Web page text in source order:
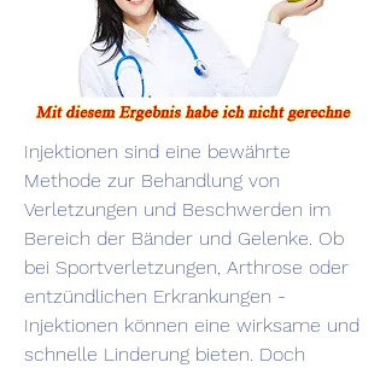
Injektionen sind eine bewährte
Methode zur Behandlung von
Verletzungen und Beschwerden im
Bereich der Bänder und Gelenke. Ob
bei Sportverletzungen, Arthrose oder
entzündlichen Erkrankungen -
Injektionen können eine wirksame und
schnelle Linderung bieten. Doch